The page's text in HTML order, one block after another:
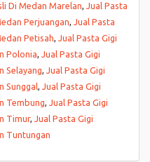
Di Medan Marelan, Jual Pasta
Perjuangan, Jual Pasta
Petisah, Jual Pasta Gigi
Polonia, Jual Pasta Gigi
Selayang, Jual Pasta Gigi
Sunggal, Jual Pasta Gigi
Tembung, Jual Pasta Gigi
Timur, Jual Pasta Gigi
Tuntungan